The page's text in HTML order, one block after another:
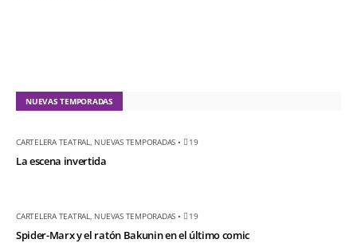
agosto de 2026
Internacional de
Teatro Rosa
NUEVAS TEMPORADAS
CARTELERA TEATRAL NUEVAS TEMPORADAS • 19
La escena invertida
CARTELERA TEATRAL NUEVAS TEMPORADAS • 19
Spider-Marx y el ratón Bakunin en el último comic